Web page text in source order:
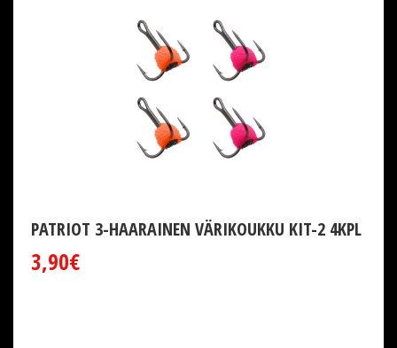
PATRIOT 3-HAARAINEN VÄRIKOUKKU KIT-2 4KPL
3,90€